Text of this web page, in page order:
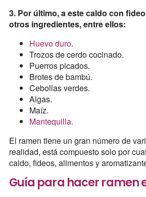
3. Por último, a este caldo con
otros ingredientes, entre ellos:
Huevo duro.
Trozos de cerdo cocinado.
Puerros picados.
Brotes de bambú.
Cebollas verdes.
Algas.
Maíz.
Mantequilla.
El ramen tiene un gran número de
realidad, está compuesto solo por
caldo, fideos, alimentos y
Guía para hacer ramen